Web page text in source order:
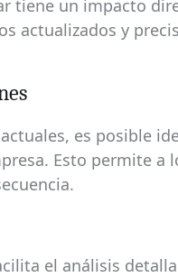
tiene un impacto
actualizados y
es posible
Esto permite a
el análisis